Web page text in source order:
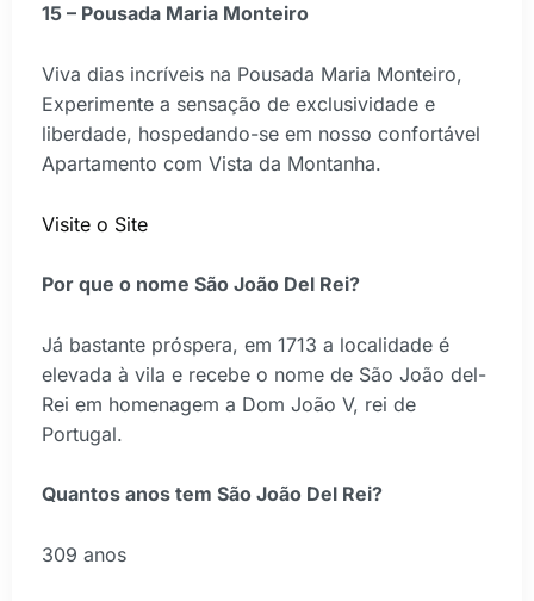
15 – Pousada Maria Monteiro
Viva dias incríveis na Pousada Maria Monteiro,
Experimente a sensação de exclusividade e
liberdade, hospedando-se em nosso confortável
Apartamento com Vista da Montanha.
Visite o Site
Por que o nome São João Del Rei?
Já bastante próspera, em 1713 a localidade é
elevada à vila e recebe o nome de São João del-
Rei em homenagem a Dom João V, rei de
Portugal.
Quantos anos tem São João Del Rei?
309 anos